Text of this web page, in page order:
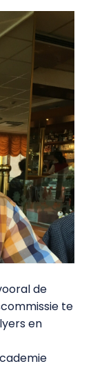
de
te
en